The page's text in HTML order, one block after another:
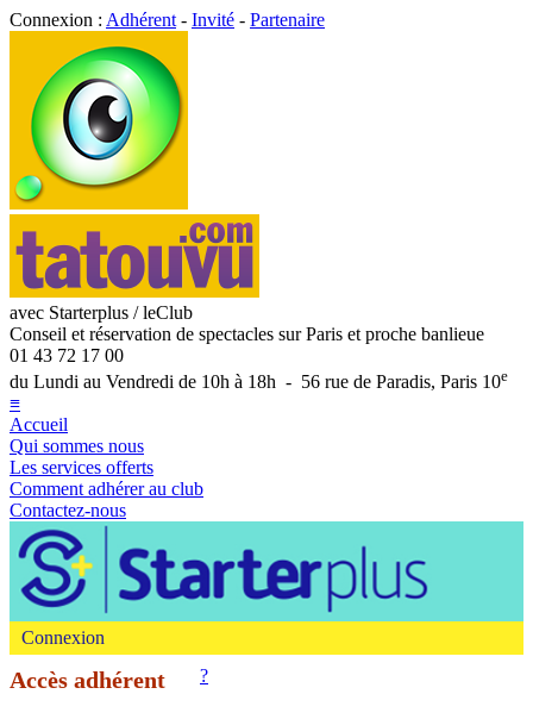
Connexion : Adhérent - Invité - Partenaire
avec Starterplus / leClub
Conseil et réservation de spectacles sur Paris et proche banlieue
01 43 72 17 00
du Lundi au Vendredi de 10h à 18h - 56 rue de Paradis, Paris 10e
≡
Accueil
Qui sommes nous
Les services offerts
Comment adhérer au club
Contactez-nous
Connexion
Accès adhérent ?